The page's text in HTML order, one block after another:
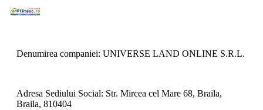
Denumirea companiei: UNIVERSE LAND ONLINE S.R.L.
Adresa Sediului Social: Str. Mircea cel Mare 68, Braila,
Braila, 810404